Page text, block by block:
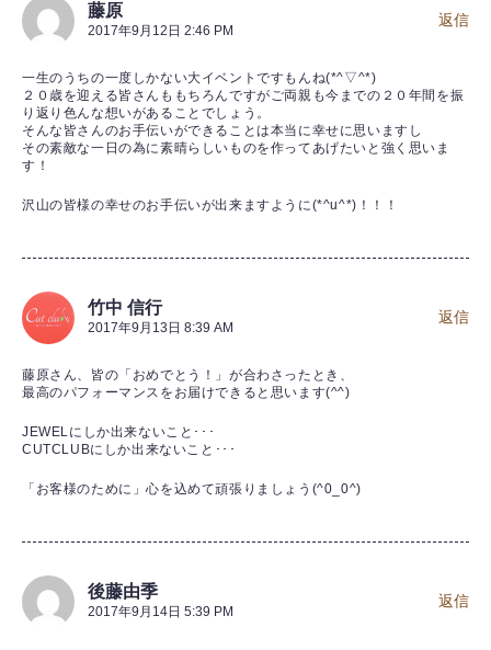
藤原
2017年9月12日 2:46 PM
一生のうちの一度しかない大イベントですもんね(*^▽^*)
２０歳を迎える皆さんももちろんですがご両親も今までの２０年間を振
り返り色んな想いがあることでしょう。
そんな皆さんのお手伝いができることは本当に幸せに思いますし
その素敵な一日の為に素晴らしいものを作ってあげたいと強く思いま
す！
沢山の皆様の幸せのお手伝いが出来ますように(*^u^*)！！！
返信
竹中 信行
2017年9月13日 8:39 AM
藤原さん、皆の「おめでとう！」が合わさったとき、
最高のパフォーマンスをお届けできると思います(^^)
JEWELにしか出来ないこと･･･
CUTCLUBにしか出来ないこと･･･
「お客様のために」心を込めて頑張りましょう(^0_0^)
返信
後藤由季
2017年9月14日 5:39 PM
返信